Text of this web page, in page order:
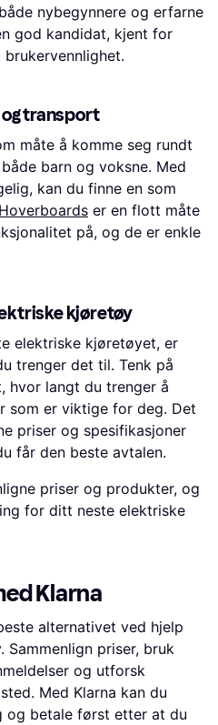
nybegynnere og erfarne
god kandidat, kjent for
transport
måte å komme seg rundt
barn og voksne. Med
kan du finne en som
Hoverboards er en flott måte
på, og de er enkle
kjøretøy
elektriske kjøretøyet, er
trenger det til. Tenk på
hvor langt du trenger å
som er viktige for deg. Det
priser og spesifikasjoner
får den beste avtalen.
priser og produkter, og
for ditt neste elektriske
Klarna
alternativet ved hjelp
priser, bruk
og utforsk
Med Klarna kan du
og betale først etter at du